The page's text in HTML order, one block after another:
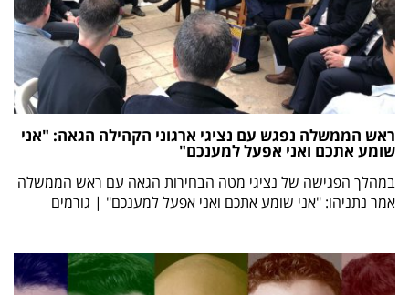
ראש הממשלה נפגש עם נציגי ארגוני הקהילה הגאה: "אני
שומע אתכם ואני אפעל למענכם"
במהלך הפגישה של נציגי מטה הבחירות הגאה עם ראש הממשלה
אמר נתניהו: "אני שומע אתכם ואני אפעל למענכם" | גורמים